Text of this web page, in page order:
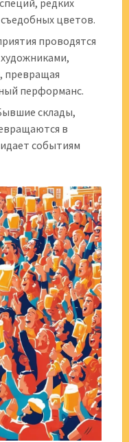
редких
цветов.
проводятся
превращая
перформанс.
склады,
в
событиям